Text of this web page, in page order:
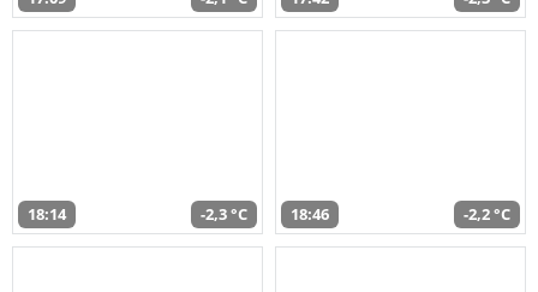
18:14 -2,3 °C 18:46 -2,2 °C